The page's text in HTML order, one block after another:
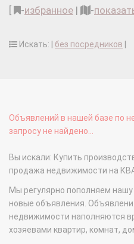
-избранное | -
Искать: | без посредников
Объявлений в нашей базе по
запросу не найдено...
Вы искали: Купить
продажа недвижимости на
Мы регулярно пополняем нашу
новые объявления.
недвижимости наполняются
хозяевами квартир, комнат,